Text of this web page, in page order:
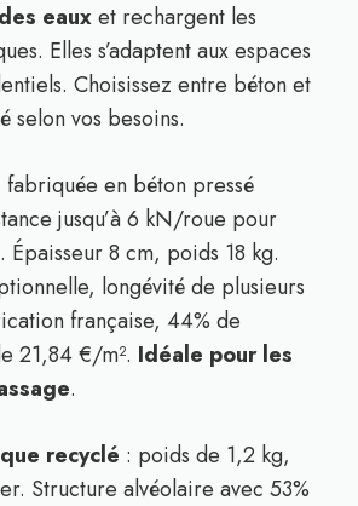
eauxet rechargent les
Elles s’adaptent aux espaces
Choisissez entre béton et
selon vos besoins.
en béton pressé
jusqu’à 6 kN/roue pour
Épaisseur 8 cm, poids 18 kg.
longévité de plusieurs
française, 44% de
21,84 €/m². Idéale pour les
.
recyclé : poids de 1,2 kg,
Structure alvéolaire avec 53%